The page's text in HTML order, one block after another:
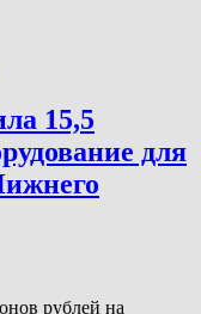
15,5
для
рублей на